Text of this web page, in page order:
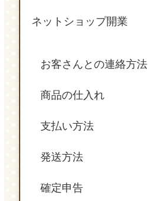
ネットショップ開業
お客さんとの連絡方法
商品の仕入れ
支払い方法
発送方法
確定申告